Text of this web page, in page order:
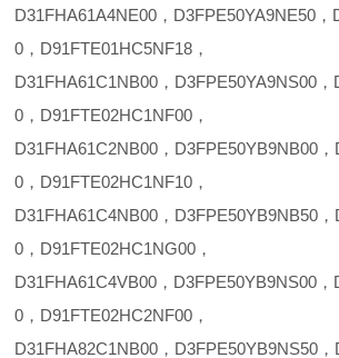
D31FHA61A4NE00，D3FPE50YA9NE50
0，D91FTE01HC5NF18，
D31FHA61C1NB00，D3FPE50YA9NS00
0，D91FTE02HC1NF00，
D31FHA61C2NB00，D3FPE50YB9NB00
0，D91FTE02HC1NF10，
D31FHA61C4NB00，D3FPE50YB9NB50
0，D91FTE02HC1NG00，
D31FHA61C4VB00，D3FPE50YB9NS00
0，D91FTE02HC2NF00，
D31FHA82C1NB00，D3FPE50YB9NS50